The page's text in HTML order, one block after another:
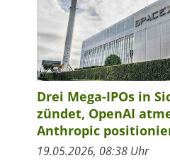
Drei Mega-IPOs in
zündet, OpenAI
Anthropic
19.05.2026, 08:38 Uhr